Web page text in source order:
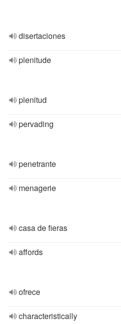
disertaciones
plenitude
plenitud
pervading
penetrante
menagerie
casa de fieras
affords
ofrece
characteristically